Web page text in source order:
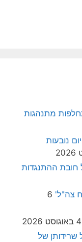
מתנהגות
נובעות
חובת ההתנגדות
צה"ל' 6
4 באוגוסט 2026
של